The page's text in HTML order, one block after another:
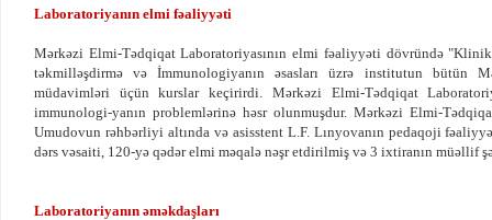
Laboratoriyanın elmi fəaliyyəti
Mərkəzi Elmi-Tədqiqat Laboratoriyasının elmi fəaliyyəti dövründə
təkmilləşdirmə və İmmunologiyanın əsasları üzrə institutun bütün
müdavimləri üçün kurslar keçirirdi. Mərkəzi Elmi-Tədqiqat
immunologi-yanın problemlərinə həsr olunmuşdur. Mərkəzi Elmi-
Umudovun rəhbərliyi altında və asisstent L.F. Lınyovanın pedaqoji
dərs vəsaiti, 120-yə qədər elmi məqalə nəşr etdirilmiş və 3 ixtiranın müəllif
Laboratoriyanın əməkdaşları